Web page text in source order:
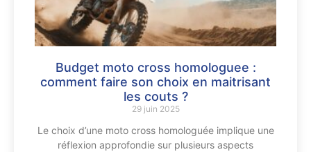
Budget moto cross homologuee :
comment faire son choix en maitrisant
les couts ?
29 juin 2025
Le choix d’une moto cross homologuée implique une
réflexion approfondie sur plusieurs aspects